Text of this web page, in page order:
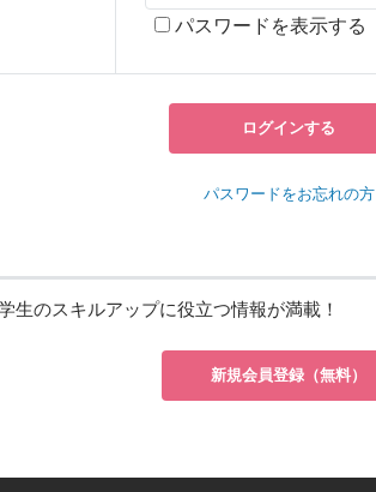
パスワードを表示する
ログインする
パスワードをお忘れの方
生のスキルアップに役立つ情報が満載！
新規会員登録（無料）